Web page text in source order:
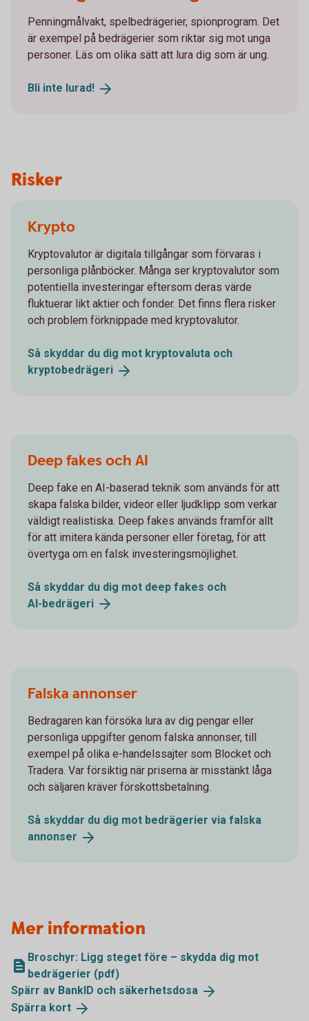
Penningmålvakt, spelbedrägerier, spionprogram. Det
är exempel på bedrägerier som riktar sig mot unga
personer. Läs om olika sätt att lura dig som är ung.
Bli inte lurad!
Risker
Krypto
Kryptovalutor är digitala tillgångar som förvaras i
personliga plånböcker. Många ser kryptovalutor som
potentiella investeringar eftersom deras värde
fluktuerar likt aktier och fonder. Det finns flera risker
och problem förknippade med kryptovalutor.
Så skyddar du dig mot kryptovaluta och
kryptobedrägeri
Deep fakes och AI
Deep fake en AI-baserad teknik som används för att
skapa falska bilder, videor eller ljudklipp som verkar
väldigt realistiska. Deep fakes används framför allt
för att imitera kända personer eller företag, för att
övertyga om en falsk investeringsmöjlighet.
Så skyddar du dig mot deep fakes och
AI-bedrägeri
Falska annonser
Bedragaren kan försöka lura av dig pengar eller
personliga uppgifter genom falska annonser, till
exempel på olika e-handelssajter som Blocket och
Tradera. Var försiktig när priserna är misstänkt låga
och säljaren kräver förskottsbetalning.
Så skyddar du dig mot bedrägerier via falska
annonser
Mer information
Broschyr: Ligg steget före – skydda dig mot
bedrägerier (pdf)
Spärr av BankID och säkerhetsdosa
Spärra kort